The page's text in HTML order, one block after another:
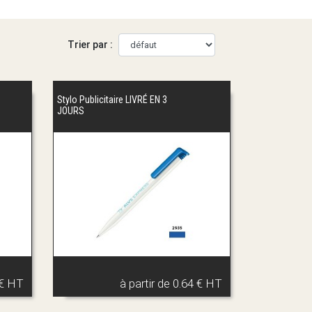
Trier par :
HT
Stylo Publicitaire LIVRÉ EN 3
JOURS
à partir de 0.64 € HT